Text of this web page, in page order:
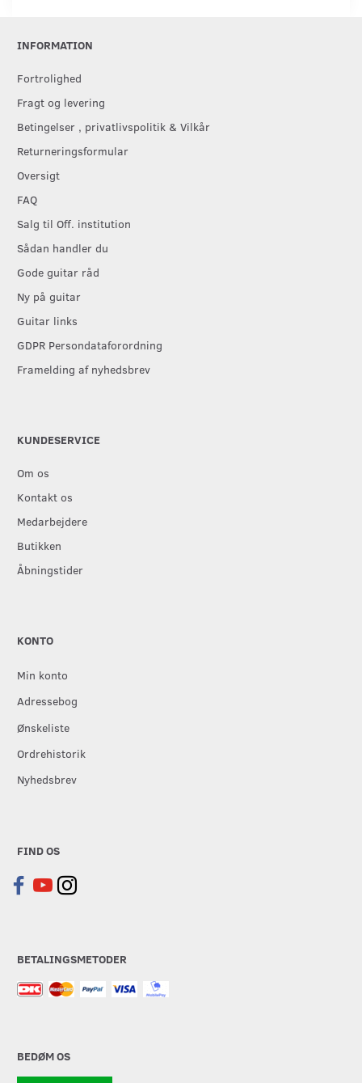
INFORMATION
Fortrolighed
Fragt og levering
Betingelser , privatlivspolitik & Vilkår
Returneringsformular
Oversigt
FAQ
Salg til Off. institution
Sådan handler du
Gode guitar råd
Ny på guitar
Guitar links
GDPR Persondataforordning
Framelding af nyhedsbrev
KUNDESERVICE
Om os
Kontakt os
Medarbejdere
Butikken
Åbningstider
KONTO
Min konto
Adressebog
Ønskeliste
Ordrehistorik
Nyhedsbrev
FIND OS
BETALINGSMETODER
BEDØM OS